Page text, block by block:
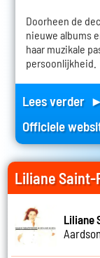
Doorheen de
nieuwe albums
haar muzikale
persoonlijkheid.
Lees verder
Officiele
Liliane
Liliane